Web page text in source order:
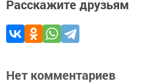
Расскажите друзьям
Нет комментариев